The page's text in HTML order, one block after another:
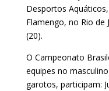
Desportos
Flamengo, no Rio
(20).
O Campeonato
equipes no
garotos, participam: